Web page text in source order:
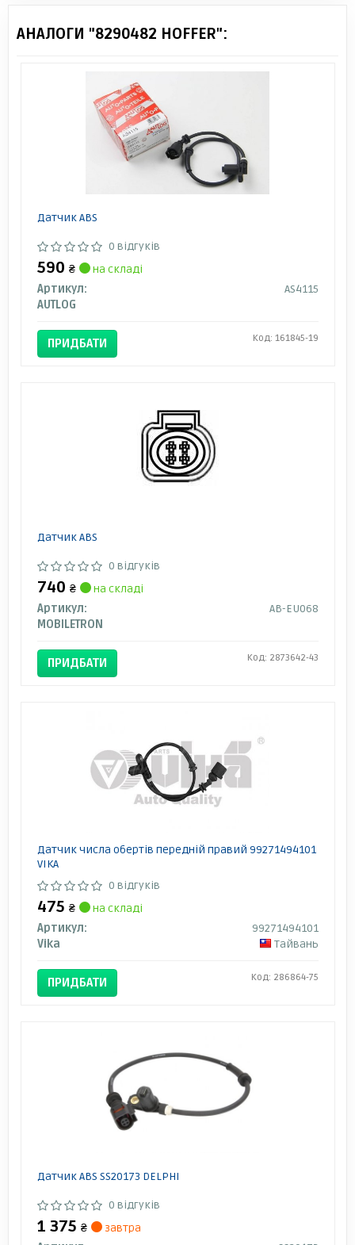
АНАЛОГИ "8290482 HOFFER":
Датчик ABS
0 відгуків
590 ₴
на складі
Артикул:
AS4115
AUTLOG
ПРИДБАТИ Код: 161845-19
Датчик ABS
0 відгуків
740 ₴
на складі
Артикул:
AB-EU068
MOBILETRON
ПРИДБАТИ Код: 2873642-43
Датчик числа обертів передній правий 99271494101
VIKA
0 відгуків
475 ₴
на складі
Артикул:
99271494101
Vika
Тайвань
ПРИДБАТИ Код: 286864-75
Датчик ABS SS20173 DELPHI
0 відгуків
1 375 ₴
завтра